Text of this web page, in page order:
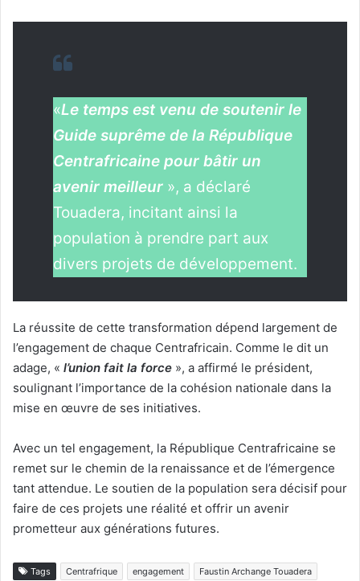
«Le temps est venu de soutenir le
Guide suprême de la République
Centrafricaine pour bâtir un
avenir meilleur », a déclaré
Touadera, incitant ainsi la
population à prendre part aux
divers projets de développement.
La réussite de cette transformation dépend largement de
l’engagement de chaque Centrafricain. Comme le dit un
adage, « l’union fait la force », a affirmé le président,
soulignant l’importance de la cohésion nationale dans la
mise en œuvre de ses initiatives.
Avec un tel engagement, la République Centrafricaine se
remet sur le chemin de la renaissance et de l’émergence
tant attendue. Le soutien de la population sera décisif pour
faire de ces projets une réalité et offrir un avenir
prometteur aux générations futures.
Tags Centrafrique engagement
Faustin Archange Touadera